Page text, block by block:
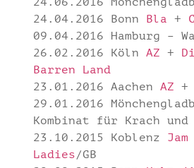
24.04.2016 Bonn Bla +
09.04.2016 Hamburg
26.02.2016 Köln AZ +
Barren Land
23.01.2016 Aachen AZ +
29.01.2016
Kombinat für Krach
23.10.2015 Koblenz
Ladies/GB